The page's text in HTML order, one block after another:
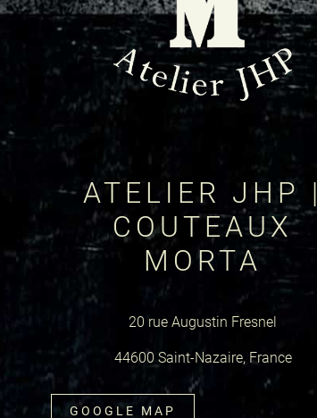
ATELIER JHP |
COUTEAUX
MORTA
20 rue Augustin Fresnel
44600 Saint-Nazaire, France
GOOGLE MAP